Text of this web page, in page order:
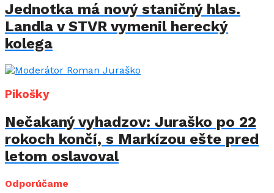
Jednotka má nový staničný hlas.
Landla v STVR vymenil herecký
kolega
Pikošky
Nečakaný vyhadzov: Juraško po 22
rokoch končí, s Markízou ešte pred
letom oslavoval
Odporúčame